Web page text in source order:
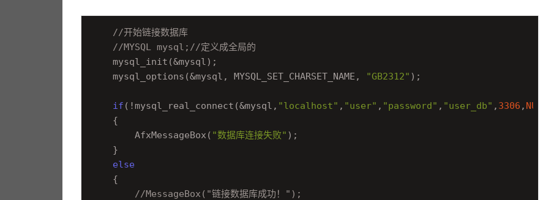
//开始链接数据库
//MYSQL mysql;//定义成全局的
    mysql_init(&mysql);
    mysql_options(&mysql, MYSQL_SET_CHARSET_NAME,
"GB2312" );
if (!mysql_real_connect(&mysql, "localhost" , "user" , "password" , "user_db" , 3306 , NULL
    {
        AfxMessageBox(
"数据库连接失败" );
    }
else
    {
//MessageBox("链接数据库成功！");